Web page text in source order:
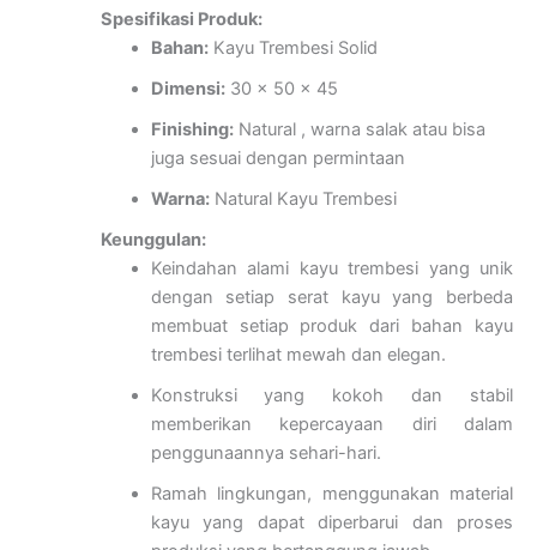
Spesifikasi Produk:
Bahan:Kayu Trembesi Solid
Dimensi:30 x 50 x 45
Finishing:Natural , warna salak atau bisa
juga sesuai dengan permintaan
Warna:Natural Kayu Trembesi
Keunggulan:
Keindahan alami kayu trembesi yang unik
dengan setiap serat kayu yang berbeda
membuat setiap produk dari bahan kayu
trembesi terlihat mewah dan elegan.
Konstruksi yang kokoh dan stabil
memberikan kepercayaan diri dalam
penggunaannya sehari-hari.
Ramah lingkungan, menggunakan material
kayu yang dapat diperbarui dan proses